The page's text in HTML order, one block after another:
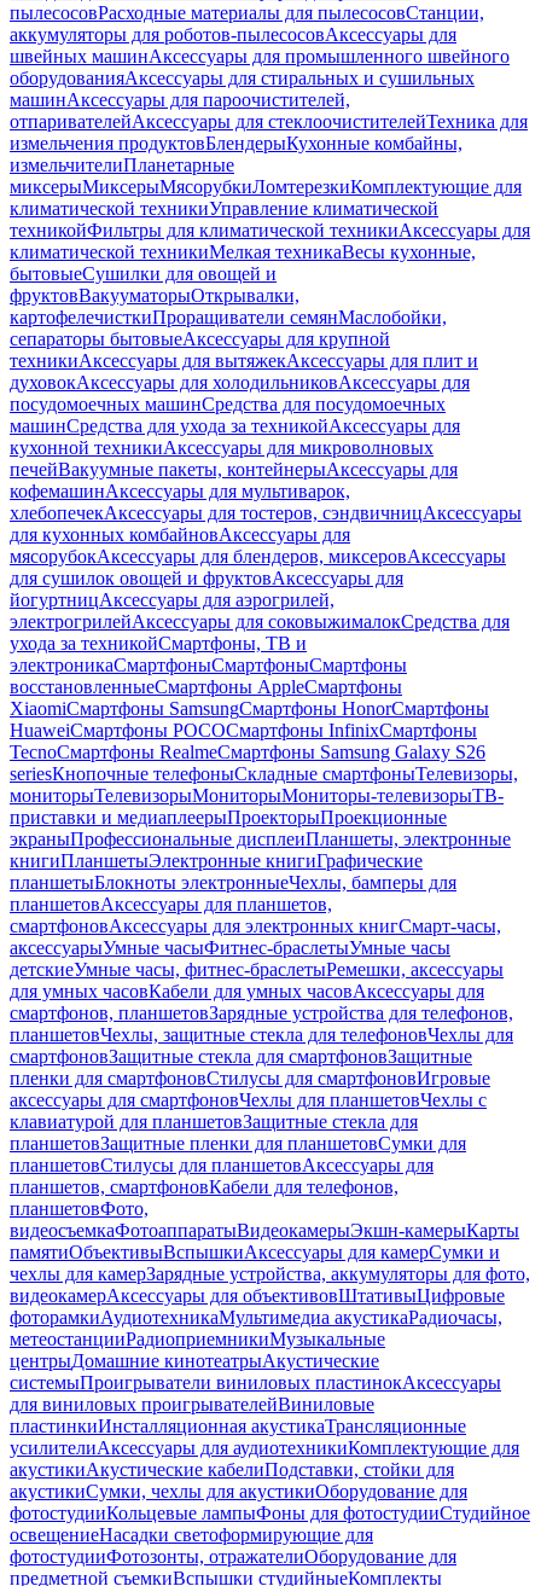
пылесосовРасходные материалы для пылесосовСтанции,
аккумуляторы для роботов-пылесосовАксессуары для
швейных машинАксессуары для промышленного швейного
оборудованияАксессуары для стиральных и сушильных
машинАксессуары для пароочистителей,
отпаривателейАксессуары для стеклоочистителейТехника для
измельчения продуктовБлендерыКухонные комбайны,
измельчителиПланетарные
миксерыМиксерыМясорубкиЛомтерезкиКомплектующие для
климатической техникиУправление климатической
техникойФильтры для климатической техникиАксессуары для
климатической техникиМелкая техникаВесы кухонные,
бытовыеСушилки для овощей и
фруктовВакууматорыОткрывалки,
картофелечисткиПроращиватели семянМаслобойки,
сепараторы бытовыеАксессуары для крупной
техникиАксессуары для вытяжекАксессуары для плит и
духовокАксессуары для холодильниковАксессуары для
посудомоечных машинСредства для посудомоечных
машинСредства для ухода за техникойАксессуары для
кухонной техникиАксессуары для микроволновых
печейВакуумные пакеты, контейнерыАксессуары для
кофемашинАксессуары для мультиварок,
хлебопечекАксессуары для тостеров, сэндвичницАксессуары
для кухонных комбайновАксессуары для
мясорубокАксессуары для блендеров, миксеровАксессуары
для сушилок овощей и фруктовАксессуары для
йогуртницАксессуары для аэрогрилей,
электрогрилейАксессуары для соковыжималокСредства для
ухода за техникойСмартфоны, ТВ и
электроникаСмартфоныСмартфоныСмартфоны
восстановленныеСмартфоны AppleСмартфоны
XiaomiСмартфоны SamsungСмартфоны HonorСмартфоны
HuaweiСмартфоны POCOСмартфоны InfinixСмартфоны
TecnoСмартфоны RealmeСмартфоны Samsung Galaxy S26
seriesКнопочные телефоныСкладные смартфоныТелевизоры,
мониторыТелевизорыМониторыМониторы-телевизорыТВ-
приставки и медиаплеерыПроекторыПроекционные
экраныПрофессиональные дисплеиПланшеты, электронные
книгиПланшетыЭлектронные книгиГрафические
планшетыБлокноты электронныеЧехлы, бамперы для
планшетовАксессуары для планшетов,
смартфоновАксессуары для электронных книгСмарт-часы,
аксессуарыУмные часыФитнес-браслетыУмные часы
детскиеУмные часы, фитнес-браслетыРемешки, аксессуары
для умных часовКабели для умных часовАксессуары для
смартфонов, планшетовЗарядные устройства для телефонов,
планшетовЧехлы, защитные стекла для телефоновЧехлы для
смартфоновЗащитные стекла для смартфоновЗащитные
пленки для смартфоновСтилусы для смартфоновИгровые
аксессуары для смартфоновЧехлы для планшетовЧехлы с
клавиатурой для планшетовЗащитные стекла для
планшетовЗащитные пленки для планшетовСумки для
планшетовСтилусы для планшетовАксессуары для
планшетов, смартфоновКабели для телефонов,
планшетовФото,
видеосъемкаФотоаппаратыВидеокамерыЭкшн-камерыКарты
памятиОбъективыВспышкиАксессуары для камерСумки и
чехлы для камерЗарядные устройства, аккумуляторы для фото,
видеокамерАксессуары для объективовШтативыЦифровые
фоторамкиАудиотехникаМультимедиа акустикаРадиочасы,
метеостанцииРадиоприемникиМузыкальные
центрыДомашние кинотеатрыАкустические
системыПроигрыватели виниловых пластинокАксессуары
для виниловых проигрывателейВиниловые
пластинкиИнсталляционная акустикаТрансляционные
усилителиАксессуары для аудиотехникиКомплектующие для
акустикиАкустические кабелиПодставки, стойки для
акустикиСумки, чехлы для акустикиОборудование для
фотостудииКольцевые лампыФоны для фотостудииСтудийное
освещениеНасадки светоформирующие для
фотостудииФотозонты, отражателиОборудование для
предметной съемкиВспышки студийныеКомплекты